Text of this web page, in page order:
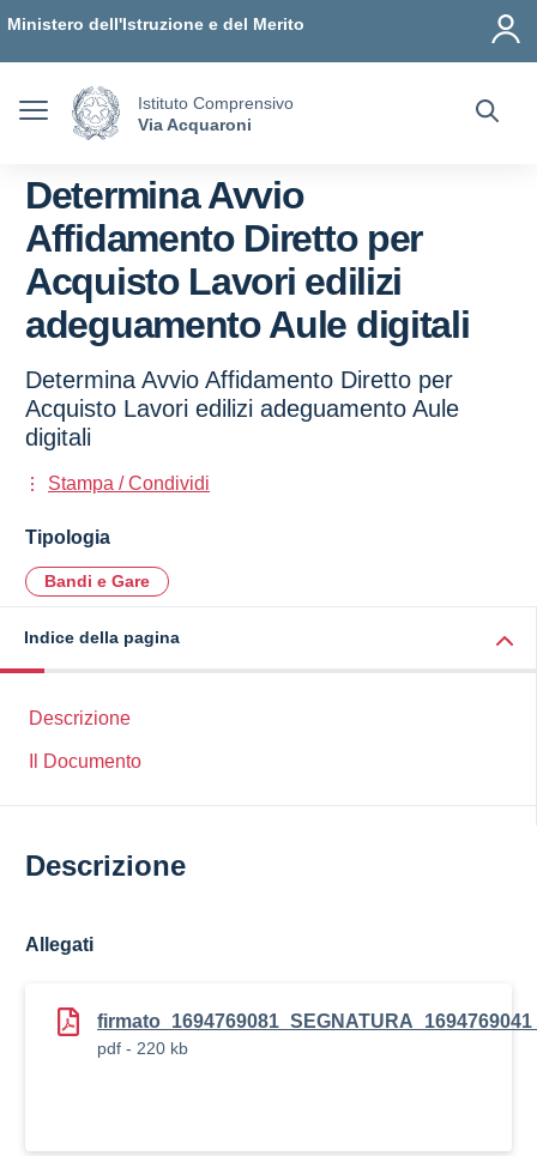
Ministero dell'Istruzione e del Merito
Istituto Comprensivo
Via Acquaroni
Determina Avvio
Affidamento Diretto per
Acquisto Lavori edilizi
adeguamento Aule digitali
Determina Avvio Affidamento Diretto per
Acquisto Lavori edilizi adeguamento Aule
digitali
Stampa / Condividi
Tipologia
Bandi e Gare
Indice della pagina
Descrizione
Il Documento
Descrizione
Allegati
pdf - 220 kb